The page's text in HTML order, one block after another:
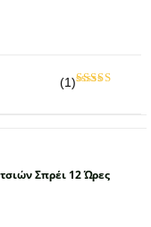
(1)
Σπρέι 12 Ώρες